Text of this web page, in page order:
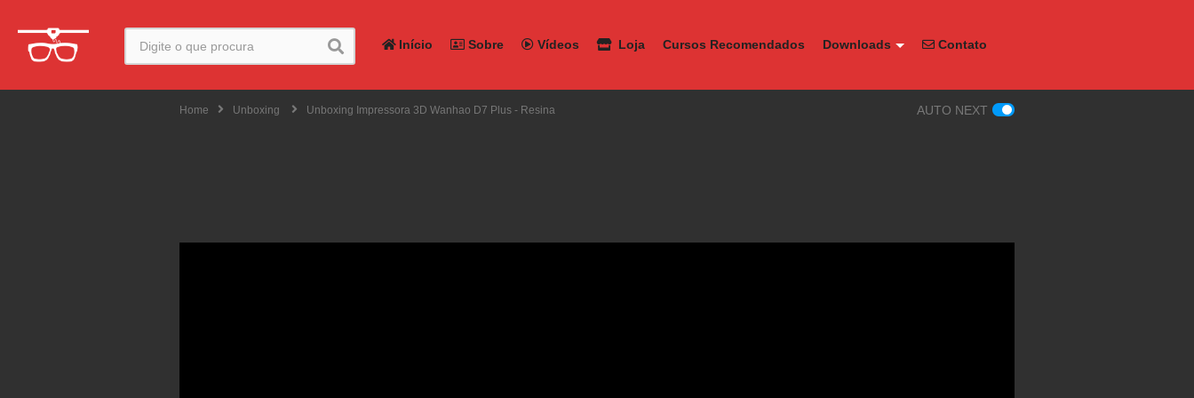
Início Sobre Vídeos Loja Cursos Recomendados Downloads Contato
Home Unboxing Unboxing Impressora 3D Wanhao D7 Plus - Resina AUTO NEXT